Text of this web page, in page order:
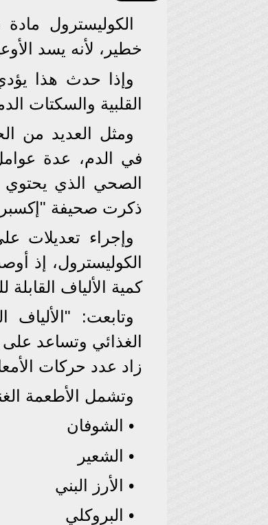
الكوليسترول
خطير، لأنه يسد
وإذا حدث هذا
القلبية والسكتات
ومثل العديد من
في الدم، عدة
الصحي الذي يحتوي
ذكرت صحيفة
وإجراء تعديلات
الكوليسترول، إذ
كمية الألياف القابلة للذوبان
وتابعت: "الألياف
الغذائي وتساعد
زاد عدد حركات
وتشمل الأطعمة
• الشوفان
• الشعير
• الأرز البني
• البروكلي